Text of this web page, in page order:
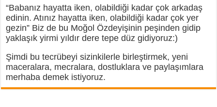
“Babanız hayatta iken, olabildiği kadar çok arkadaş
edinin. Atınız hayatta iken, olabildiği kadar çok yer
gezin” Biz de bu Moğol Özdeyişinin peşinden gidip
yaklaşık yirmi yıldır dere tepe düz gidiyoruz:)
Şimdi bu tecrübeyi sizinkilerle birleştirmek, yeni
maceralara, mecralara, dostluklara ve paylaşımlara
merhaba demek istiyoruz.